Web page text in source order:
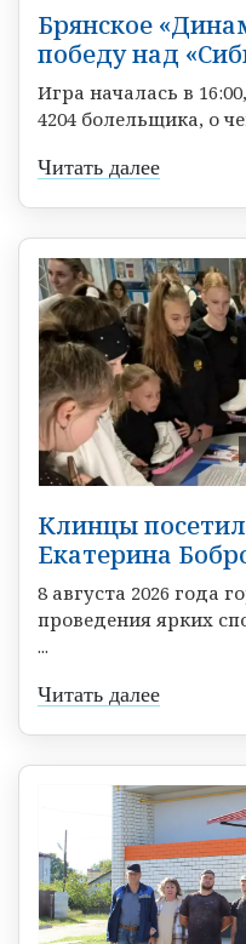
Брянское
победу над
Игра началась в
4204 болельщика, о
Читать далее
Клинцы
Екатерина
8 августа 2026 года
проведения ярких
...
Читать далее